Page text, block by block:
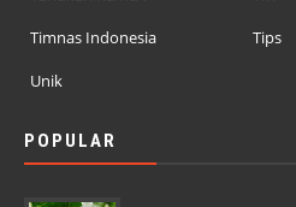
Timnas Indonesia
Tips
Unik
POPULAR